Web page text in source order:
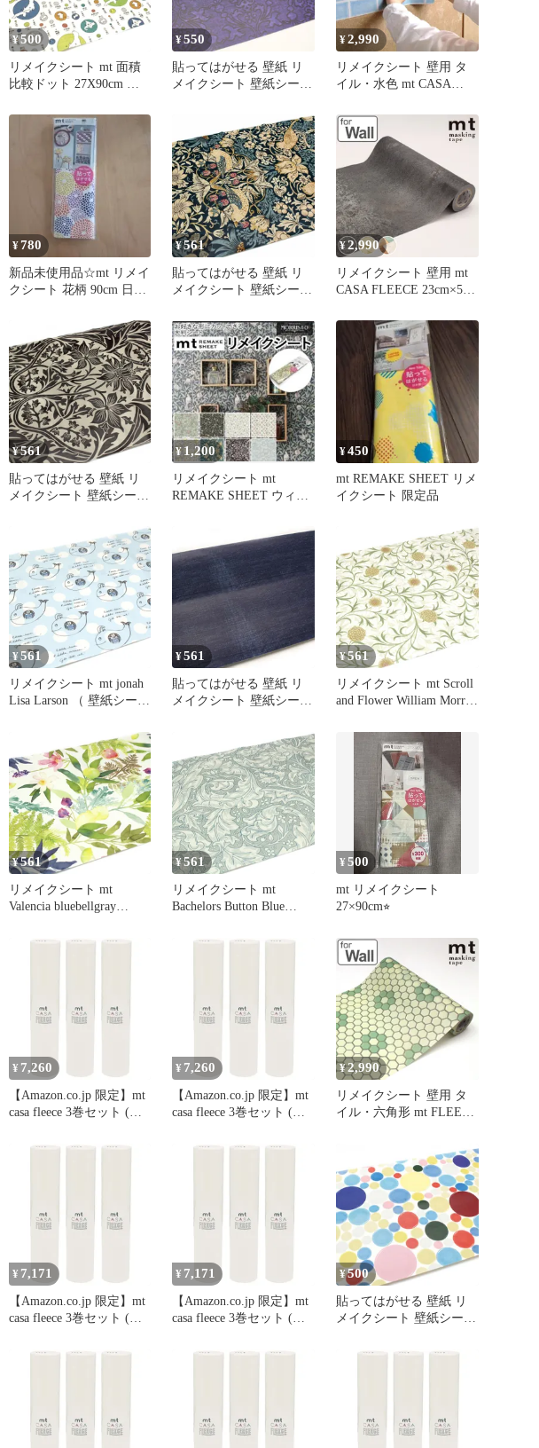
¥500
リメイクシート mt 面積
比較ドット 27X90cm （
ッカー DIY おしゃれ は
がせる シール壁紙 簡単
アレンジ カット可能 カ
モ井加工紙 )
¥550
貼ってはがせる 壁紙 リ
メイクシート 壁紙シート
27cm×90cm 壁紙シール
のり付き 貼って剥がせる
DIY お手軽 マスキングテ
ープ 日本製 シール壁紙
糊付き はがせる クロス )
¥2,990
リメイクシート 壁用 タ
イル・水色 mt CASA
紙シール のり付き 壁紙
貼って剥がせる DIY お手
軽 マスキングテープ 撥
水 日本製 シール壁紙 糊
付き はがせる クロス 簡
単 カット可能 マステ 国
産 カモ井 ）)
¥780
新品未使用品☆mt リメイ
クシート 花柄 90cm 日本
¥561
貼ってはがせる 壁紙 リ
メイクシート 壁紙シート
William Morris Strawberry
Thief （ 壁紙シール はが
せる ウォールステッカー
シール壁紙 簡単 アレン
ジ DIY 家具 カット可能 )
¥2,990
リメイクシート 壁用 mt
CASA FLEECE 23cm×5m
壁紙 貼って剥がせる DIY
お手軽 撥水 日本製 錆 花
木目 シール壁紙 糊付き
はがせる クロス 簡単 カ
ット可能 マステ 国産 カ
モ井 ） )
¥561
貼ってはがせる 壁紙 リ
メイクシート 壁紙シート
William Morris Bluebell （
壁紙シール はがせる ウ
ォールステッカー シール
壁紙 簡単 アレンジ DIY
家具 カット可能 デコレ
ーション 大判 )
¥ 1,200
リメイクシート mt
REMAKE SHEET ウィリ
¥450
mt REMAKE SHEET リメ
イクシート 限定品
¥561
リメイクシート mt jonah
Lisa Larson （ 壁紙シール
おしゃれ はがせる シー
ル壁紙 簡単 アレンジ カ
ット可能 カモ井加工紙 )
¥561
貼ってはがせる 壁紙 リ
メイクシート 壁紙シート
ニム （ 壁紙シール はが
せる ウォールステッカー
シール壁紙 簡単 アレン
ジ DIY 家具 カット可能
デコレーション 大判 )
¥561
リメイクシート mt Scroll
and Flower William Morris
ステッカー DIY おしゃれ
はがせる ウィリアムモリ
ス シール壁紙 簡単 アレ
ンジ カット可能 カモ井
加工紙 )
¥561
リメイクシート mt
Valencia bluebellgray
ウォールステッカー DIY
¥561
リメイクシート mt
Bachelors Button Blue
ール ウォールステッカー
ト可能 カモ井加工紙 )
¥500
mt リメイクシート
27×90cm⭐︎
¥ 7,260
【Amazon.co.jp 限定】mt
casa fleece 3巻セット (幅
せる マスキングテープ
ル／カモ井加工紙 無地 1
¥ 7,260
【Amazon.co.jp 限定】mt
casa fleece 3巻セット (幅
せる マスキングテープ
ル／カモ井加工紙 無地 0
¥2,990
リメイクシート 壁用 タ
イル・六角形 mt FLEECE
がせる DIY お手軽 マス
キングテープ 撥水 日本
製 6角形 シール壁紙 糊付
き はがせる クロス 簡単
カット可能 マステ 国産
カモ井 ）)
¥ 7,171
【Amazon.co.jp 限定】mt
casa fleece 3巻セット (幅
せる マスキングテープ
ル／カモ井加工紙 無地 1
¥ 7,171
【Amazon.co.jp 限定】mt
casa fleece 3巻セット (幅
せる マスキングテープ
ル／カモ井加工紙 無地 0
¥500
貼ってはがせる 壁紙 リ
メイクシート 壁紙シート
タイル （ 壁紙シール は
能 デコレーション 大判
ドット )